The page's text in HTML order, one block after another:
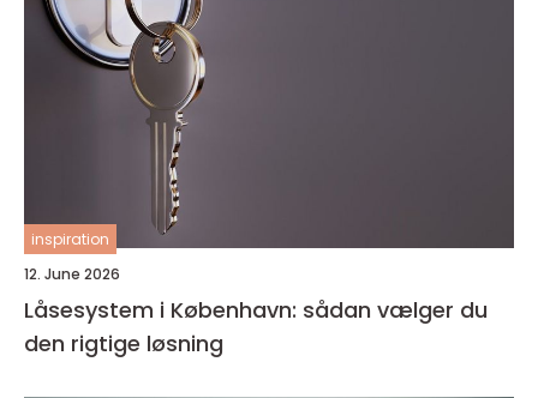
inspiration
12. June 2026
Låsesystem i København: sådan vælger du
den rigtige løsning